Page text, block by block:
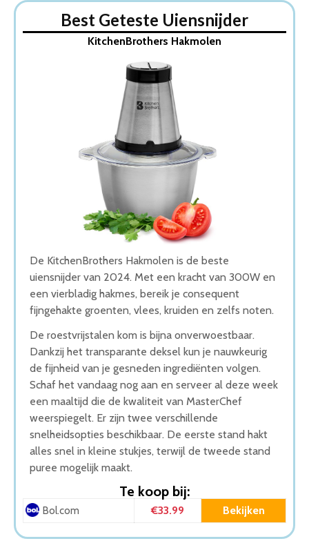
1. KitchenBrothers Hakmolen
2. Lekro Multifunctionele Groentesnijder
3. SADU Kitchen Groentesnijder
4. Philips Hakmolen
5. Geniet van Gemak Elektrische Uiensnijder
Wat is de beste Uiensnijder van 2026
1. Beste Uiensnijder van 2026
2. Fijnste Uiensnijder van 2026
3. Beste Budget Uiensnijder van 2026
4. Goede Prijs-Kwaliteit Uiensnijder
5. Goede Koop Uiensnijder
Best Geteste Uiensnijder
KitchenBrothers Hakmolen
De KitchenBrothers Hakmolen is de beste
uiensnijder van 2024. Met een kracht van 300W en
een vierbladig hakmes, bereik je consequent
fijngehakte groenten, vlees, kruiden en zelfs noten.
De roestvrijstalen kom is bijna onverwoestbaar.
Dankzij het transparante deksel kun je nauwkeurig
de fijnheid van je gesneden ingrediënten volgen.
Schaf het vandaag nog aan en serveer al deze week
een maaltijd die de kwaliteit van MasterChef
weerspiegelt. Er zijn twee verschillende
snelheidsopties beschikbaar. De eerste stand hakt
alles snel in kleine stukjes, terwijl de tweede stand
puree mogelijk maakt.
Te koop bij:
Bol.com €33.99 Bekijken